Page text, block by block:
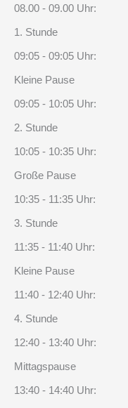
08.00 - 09.00 Uhr:
1. Stunde
09:05 - 09:05 Uhr:
Kleine Pause
09:05 - 10:05 Uhr:
2. Stunde
10:05 - 10:35 Uhr:
Große Pause
10:35 - 11:35 Uhr:
3. Stunde
11:35 - 11:40 Uhr:
Kleine Pause
11:40 - 12:40 Uhr:
4. Stunde
12:40 - 13:40 Uhr:
Mittagspause
13:40 - 14:40 Uhr: